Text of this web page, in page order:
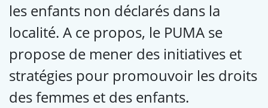
les enfants non déclarés dans la
localité. A ce propos, le PUMA se
propose de mener des initiatives et
stratégies pour promouvoir les droits
des femmes et des enfants.